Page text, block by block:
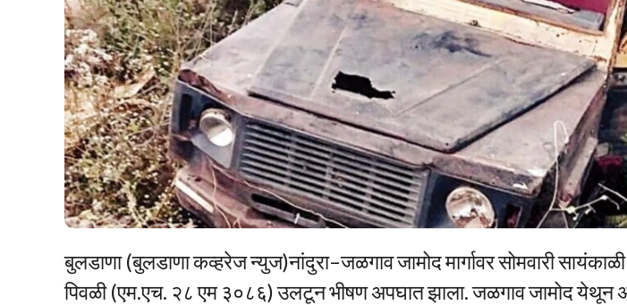
बुलडाणा (बुलडाणा कव्हरेज न्युज)नांदुरा–जळगाव जामोद मार्गावर सोमवारी
पिवळी (एम.एच. २८ एम ३०८६) उलटून भीषण अपघात झाला. जळगाव जामोद येथून